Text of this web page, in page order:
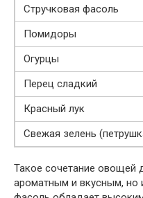
Стручковая фасоль
Помидоры
Огурцы
Перец сладкий
Красный лук
Свежая зелень
Такое сочетание овощей
ароматным и вкусным, но